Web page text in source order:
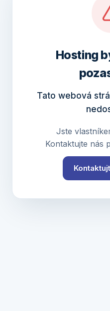
Hosting
Tato webová
Jste
Kontaktujte nás